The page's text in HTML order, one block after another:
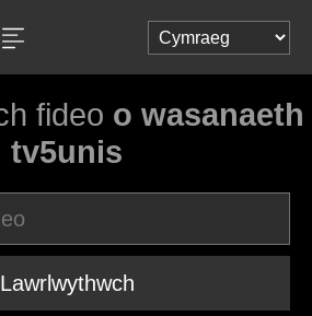
fideo o wasanaeth
tv5unis
Lawrlwythwch